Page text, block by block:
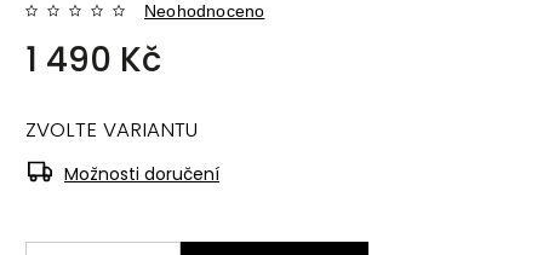
Neohodnoceno
1 490 Kč
ZVOLTE VARIANTU
Možnosti doručení